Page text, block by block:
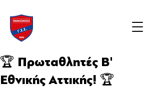
🏆 Πρωταθλητές Β'
Εθνικής Αττικής! 🏆